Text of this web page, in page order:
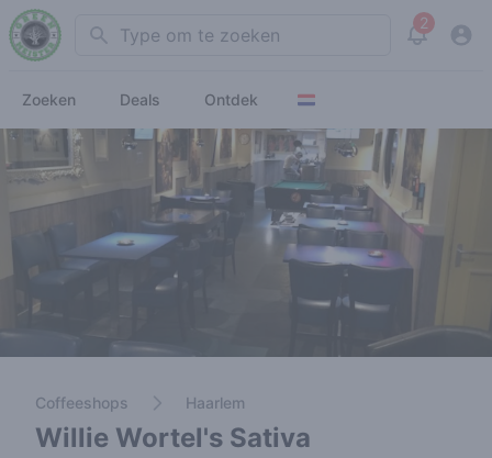
Search 2
View
Zoeken Deals Ontdek
Coffeeshops Haarlem
Willie Wortel's Sativa